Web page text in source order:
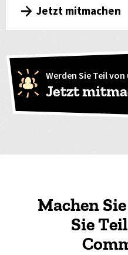
Jetzt mitmachen
Werden Sie Teil von
Jetzt
Machen
Sie